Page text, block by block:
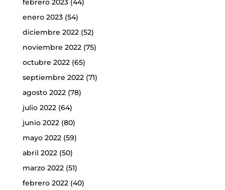
febrero 2023(44)
enero 2023(54)
diciembre 2022(52)
noviembre 2022(75)
octubre 2022(65)
septiembre 2022(71)
agosto 2022(78)
julio 2022(64)
junio 2022(80)
mayo 2022(59)
abril 2022(50)
marzo 2022(51)
febrero 2022(40)